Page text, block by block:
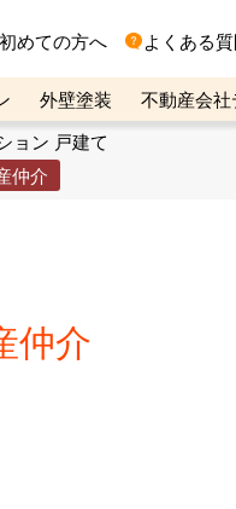
初めての方へ よくある
外壁塗装
不動産会
相談デスク
ョン 戸建て
仲介
仲介